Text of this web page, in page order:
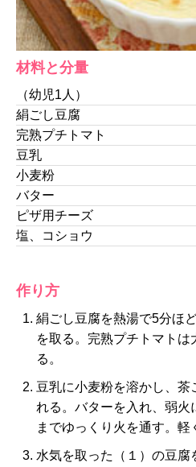
材料と分量
（幼児1人）
絹ごし豆腐
完熟プチトマト
豆乳
小麦粉
バター
ピザ用チーズ
塩、コショウ
作り方
絹ごし豆腐を熱湯で5分ほ
を取る。完熟プチトマト
る。
豆乳に小麦粉を溶かし、茶
れる。バターを入れ、弱火
までゆっくり火を通す。軽
水気を取った（１）の豆腐